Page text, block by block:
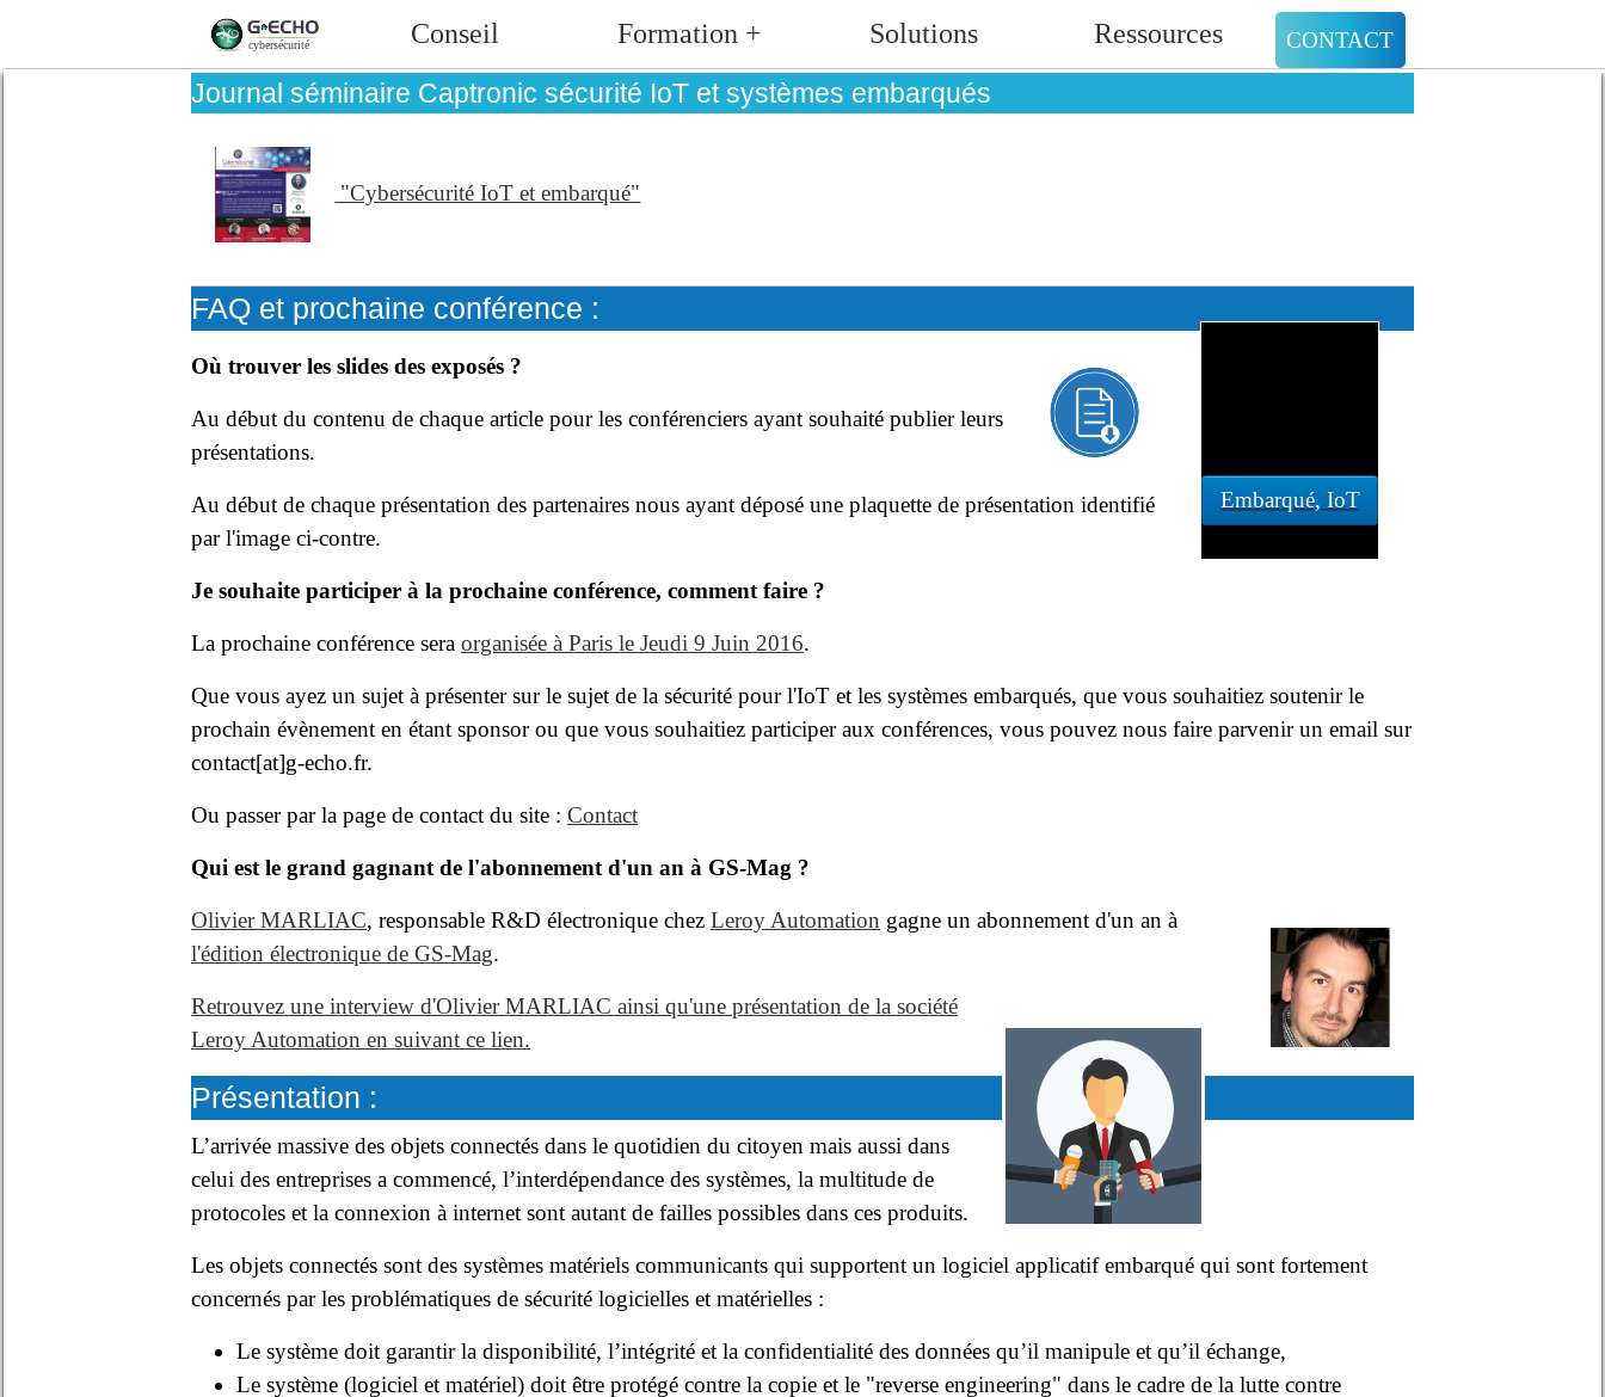
CONTACT
Conseil Formation + Solutions
Ressources
Journal séminaire Captronic sécurité IoT et systèmes embarqués
"Cybersécurité IoT et embarqué"
Embarqué, IoT
FAQ et prochaine conférence :
Où trouver les slides des exposés ?
Au début du contenu de chaque article pour les conférenciers ayant souhaité publier leurs
présentations.
Au début de chaque présentation des partenaires nous ayant déposé une plaquette de présentation identifié
par l'image ci-contre.
Je souhaite participer à la prochaine conférence, comment faire ?
La prochaine conférence sera organisée à Paris le Jeudi 9 Juin 2016.
Que vous ayez un sujet à présenter sur le sujet de la sécurité pour l'IoT et les systèmes embarqués, que vous souhaitiez soutenir le
prochain évènement en étant sponsor ou que vous souhaitiez participer aux conférences, vous pouvez nous faire parvenir un email sur
contact[at]g-echo.fr.
Ou passer par la page de contact du site : Contact
Qui est le grand gagnant de l'abonnement d'un an à GS-Mag ?
Olivier MARLIAC, responsable R&D électronique chez Leroy Automation gagne un abonnement d'un an à
l'édition électronique de GS-Mag.
Retrouvez une interview d'Olivier MARLIAC ainsi qu'une présentation de la société
Leroy Automation en suivant ce lien.
Présentation :
L’arrivée massive des objets connectés dans le quotidien du citoyen mais aussi dans
celui des entreprises a commencé, l’interdépendance des systèmes, la multitude de
protocoles et la connexion à internet sont autant de failles possibles dans ces produits.
Les objets connectés sont des systèmes matériels communicants qui supportent un logiciel applicatif embarqué qui sont fortement
concernés par les problématiques de sécurité logicielles et matérielles :
Le système doit garantir la disponibilité, l’intégrité et la confidentialité des données qu’il manipule et qu’il échange,
Le système (logiciel et matériel) doit être protégé contre la copie et le "reverse engineering" dans le cadre de la lutte contre